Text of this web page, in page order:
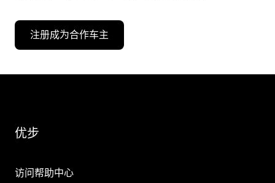
注册成为合作车主
优步
访问帮助中心